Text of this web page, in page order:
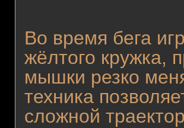
Во время бега
жёлтого кружка,
мышки резко
техника
сложной